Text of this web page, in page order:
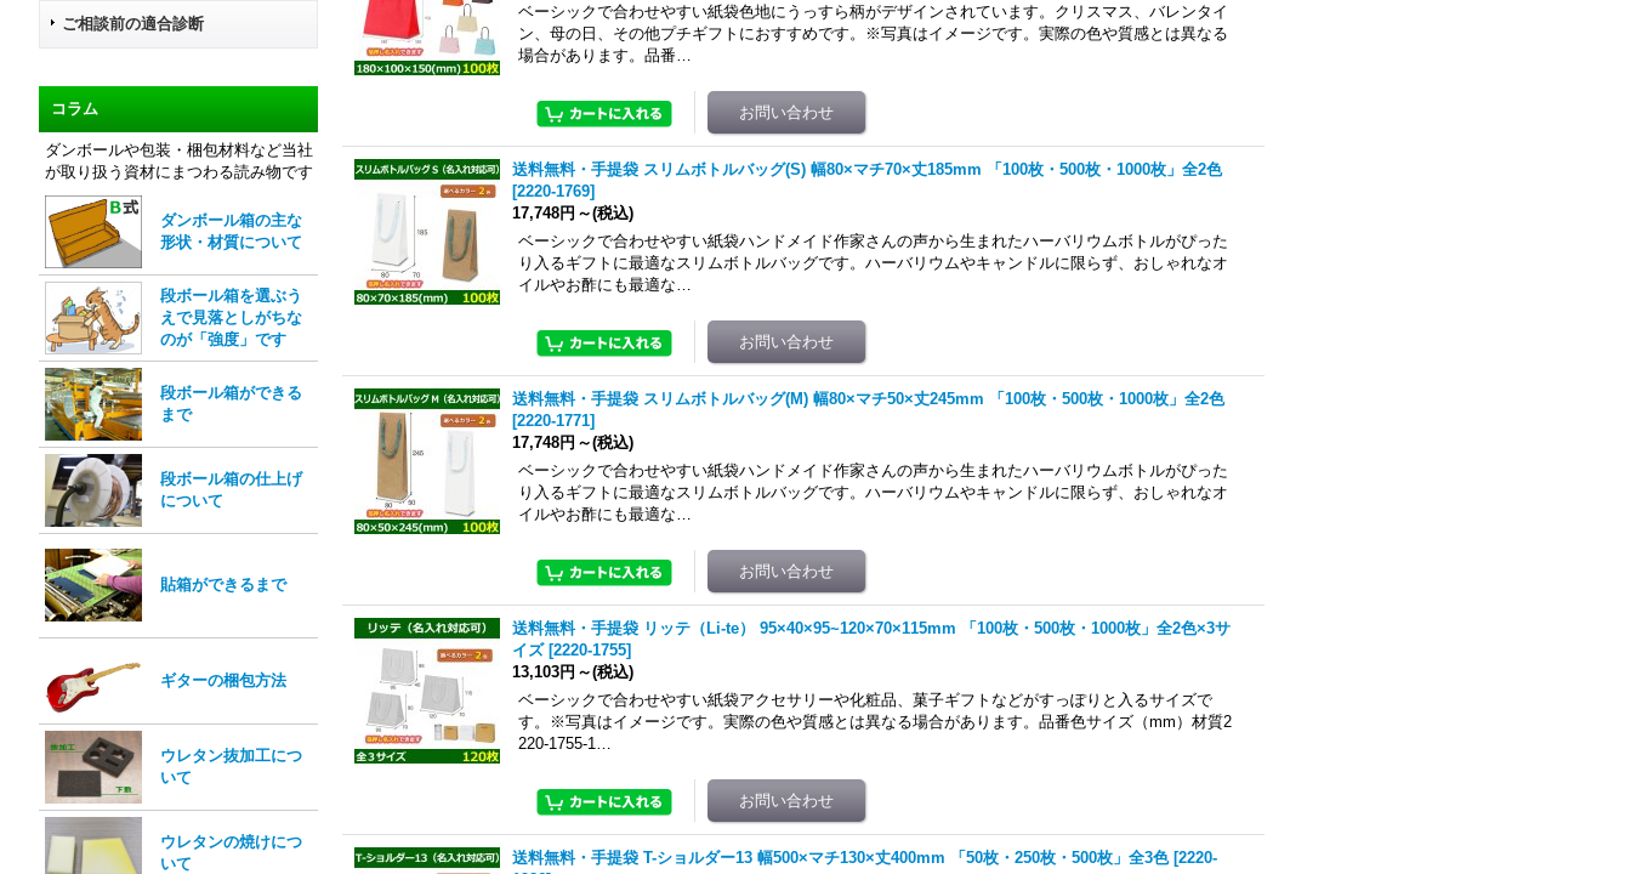
ご相談前の適合診断
コラム
ダンボールや包装・梱包材料など当社
が取り扱う資材にまつわる読み物です
ダンボール箱の主な
形状・材質について
段ボール箱を選ぶう
えで見落としがちな
のが「強度」です
段ボール箱ができる
まで
段ボール箱の仕上げ
について
貼箱ができるまで
ギターの梱包方法
ウレタン抜加工につ
いて
ウレタンの焼けにつ
いて
ベーシックで合わせやすい紙袋色地にうっすら柄がデザインされています。クリスマス、バレンタイ
ン、母の日、その他プチギフトにおすすめです。※写真はイメージです。実際の色や質感とは異なる
場合があります。品番…
送料無料・手提袋 スリムボトルバッグ(S) 幅80×マチ70×丈185mm 「100枚・500枚・1000枚」全2色
[2220-1769]
17,748円 ～(税込)
ベーシックで合わせやすい紙袋ハンドメイド作家さんの声から生まれたハーバリウムボトルがぴった
り入るギフトに最適なスリムボトルバッグです。ハーバリウムやキャンドルに限らず、おしゃれなオ
イルやお酢にも最適な…
送料無料・手提袋 スリムボトルバッグ(M) 幅80×マチ50×丈245mm 「100枚・500枚・1000枚」全2色
[2220-1771]
17,748円 ～(税込)
ベーシックで合わせやすい紙袋ハンドメイド作家さんの声から生まれたハーバリウムボトルがぴった
り入るギフトに最適なスリムボトルバッグです。ハーバリウムやキャンドルに限らず、おしゃれなオ
イルやお酢にも最適な…
送料無料・手提袋 リッテ（Li-te） 95×40×95~120×70×115mm 「100枚・500枚・1000枚」全2色×3サ
イズ [2220-1755]
13,103円 ～(税込)
ベーシックで合わせやすい紙袋アクセサリーや化粧品、菓子ギフトなどがすっぽりと入るサイズで
す。※写真はイメージです。実際の色や質感とは異なる場合があります。品番色サイズ（mm）材質2
220-1755-1…
送料無料・手提袋 T-ショルダー13 幅500×マチ130×丈400mm 「50枚・250枚・500枚」全3色 [2220-